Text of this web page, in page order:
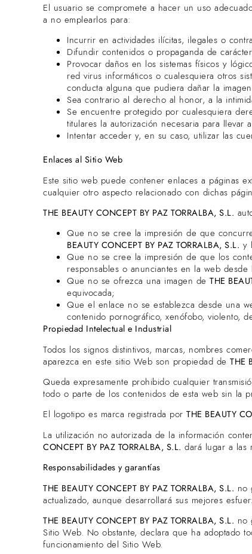
El usuario se compromete a hacer un uso
a no emplearlos para:
Incurrir en actividades ilícitas, ilegales o
Difundir contenidos o propaganda de
Provocar daños en los sistemas físicos y
red virus informáticos o cualesquiera otros
conducta alguna que pudiera dañar la
Sea contrario al derecho al honor, a la
Se encuentre protegido por cualesquiera
titulares la autorización necesaria para
Intentar acceder y, en su caso, utilizar las
Enlaces al Sitio Web
Este sitio web puede contener enlaces a páginas
cualquier otro aspecto relacionado con dichas
THE BEAUTY CONCEPT BY PAZ TORRALBA, S.L.
Que no se cree la impresión de que
BEAUTY CONCEPT BY PAZ TORRALBA, S.L. y
Que no se cree la impresión de que los
responsables o anunciantes en la web
Que no se ofrezca una imagen de THE
equivocada;
Que el enlace no se establezca desde una
contenido pornográfico, xenófobo, violento,
Propiedad Intelectual e Industrial
Todos los signos distintivos, marcas, nombres
aparezca en este sitio Web son propiedad de THE
Queda expresamente prohibido cualquier
todo o parte de los contenidos de esta web sin la
El logotipo es marca registrada por THE BEAUTY
La utilización no autorizada de la información
CONCEPT BY PAZ TORRALBA, S.L. dará lugar a las
Responsabilidades y garantías
THE BEAUTY CONCEPT BY PAZ TORRALBA, S.L. no
actualizado, aunque desarrollará sus mejores
THE BEAUTY CONCEPT BY PAZ TORRALBA, S.L. no
Sitio Web. No obstante, declara que ha adoptado
funcionamiento del Sitio Web.